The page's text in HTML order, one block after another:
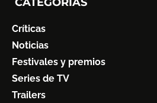
Críticas
Noticias
Festivales y premios
Series de TV
Trailers